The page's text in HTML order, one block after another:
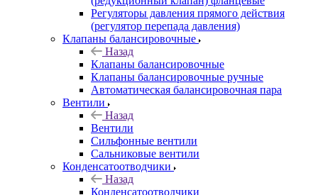
Регуляторы давления прямого действия
(регулятор перепада давления)
Клапаны балансировочные
Назад
Клапаны балансировочные
Клапаны балансировочные ручные
Автоматическая балансировочная пара
Вентили
Назад
Вентили
Сильфонные вентили
Сальниковые вентили
Конденсатоотводчики
Назад
Конденсатоотводчики